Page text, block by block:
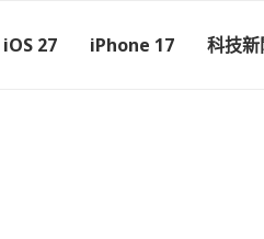
iOS 27 iPhone 17 科技新